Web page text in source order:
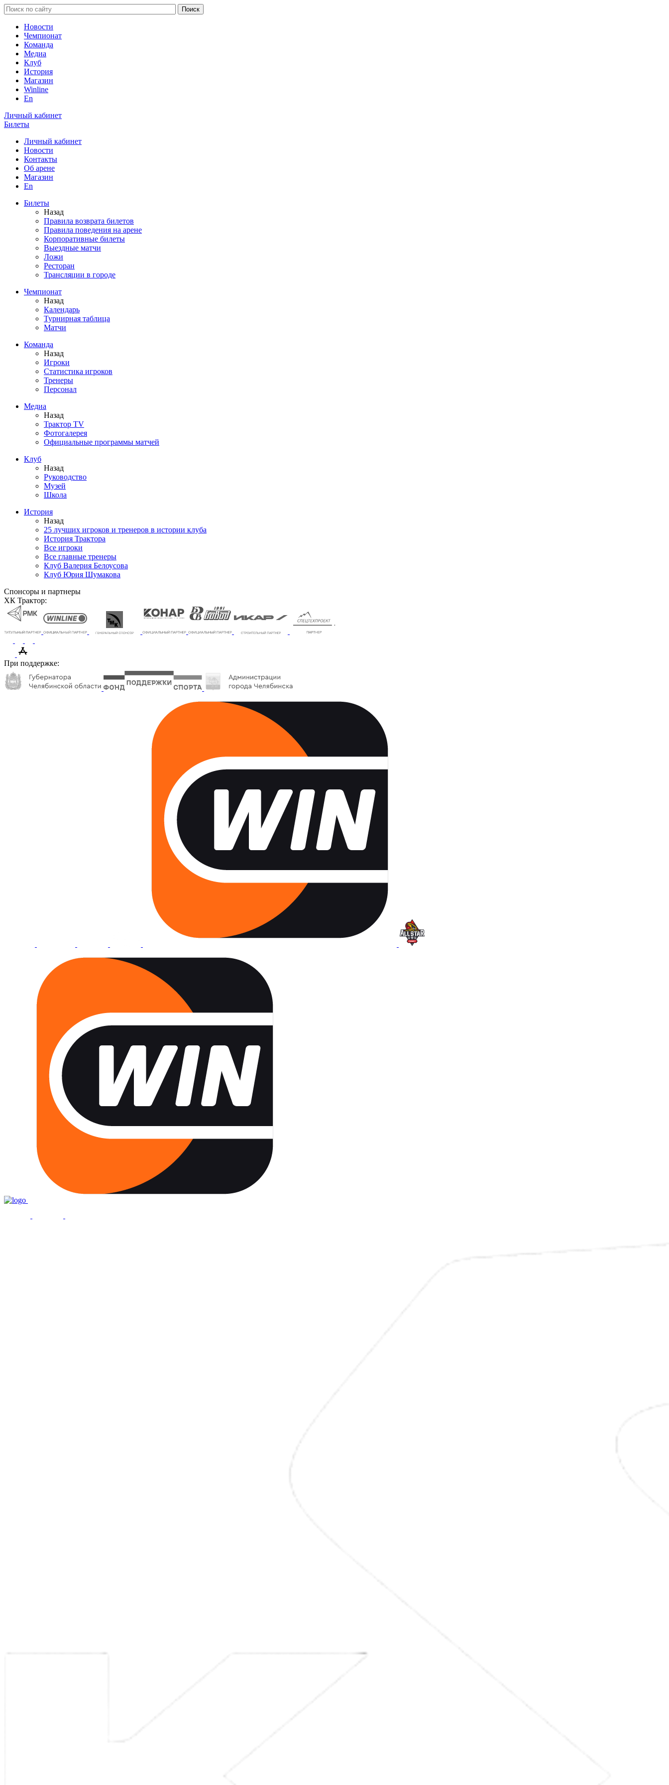
Новости
Чемпионат
Команда
Медиа
Клуб
История
Магазин
Winline
En
Личный кабинет
Билеты
Личный кабинет
Новости
Контакты
Об арене
Магазин
En
Билеты
Назад
Правила возврата билетов
Правила поведения на арене
Корпоративные билеты
Выездные матчи
Ложи
Ресторан
Трансляции в городе
Чемпионат
Назад
Календарь
Турнирная таблица
Матчи
Команда
Назад
Игроки
Статистика игроков
Тренеры
Персонал
Медиа
Назад
Трактор TV
Фотогалерея
Официальные программы матчей
Клуб
Назад
Руководство
Музей
Школа
История
Назад
25 лучших игроков и тренеров в истории клуба
История Трактора
Все игроки
Все главные тренеры
Клуб Валерия Белоусова
Клуб Юрия Шумакова
Спонсоры и партнеры
ХК Трактор:
При поддержке: